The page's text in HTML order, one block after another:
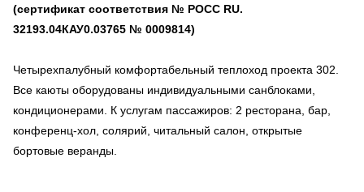
(сертификат соответствия № РОСС RU.
32193.04КАУ0.03765 № 0009814)
Четырехпалубный комфортабельный теплоход проекта 302.
Все каюты оборудованы индивидуальными санблоками,
кондиционерами. К услугам пассажиров: 2 ресторана, бар,
конференц-хол, солярий, читальный салон, открытые
бортовые веранды.